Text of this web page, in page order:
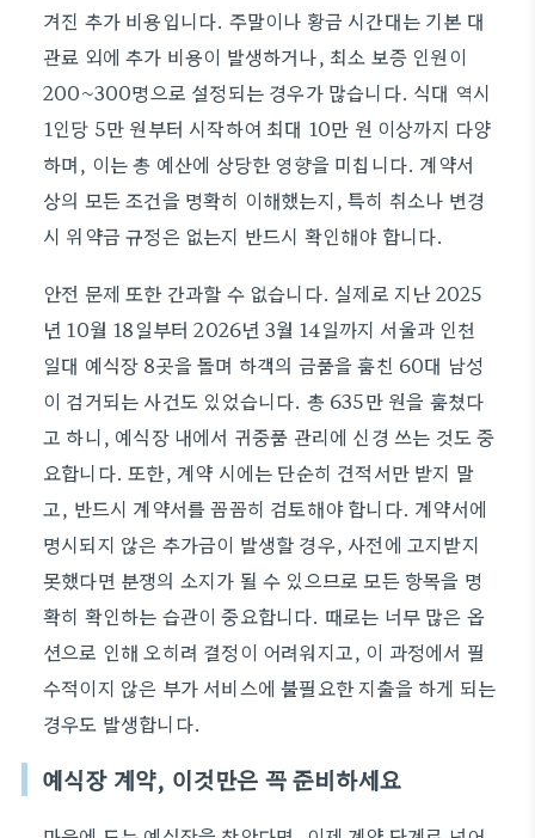
겨진 추가 비용입니다. 주말이나 황금 시간대는 기본 대
관료 외에 추가 비용이 발생하거나, 최소 보증 인원이
200~300명으로 설정되는 경우가 많습니다. 식대 역시
1인당 5만 원부터 시작하여 최대 10만 원 이상까지 다양
하며, 이는 총 예산에 상당한 영향을 미칩니다. 계약서
상의 모든 조건을 명확히 이해했는지, 특히 취소나 변경
시 위약금 규정은 없는지 반드시 확인해야 합니다.
안전 문제 또한 간과할 수 없습니다. 실제로 지난 2025
년 10월 18일부터 2026년 3월 14일까지 서울과 인천
일대 예식장 8곳을 돌며 하객의 금품을 훔친 60대 남성
이 검거되는 사건도 있었습니다. 총 635만 원을 훔쳤다
고 하니, 예식장 내에서 귀중품 관리에 신경 쓰는 것도 중
요합니다. 또한, 계약 시에는 단순히 견적서만 받지 말
고, 반드시 계약서를 꼼꼼히 검토해야 합니다. 계약서에
명시되지 않은 추가금이 발생할 경우, 사전에 고지받지
못했다면 분쟁의 소지가 될 수 있으므로 모든 항목을 명
확히 확인하는 습관이 중요합니다. 때로는 너무 많은 옵
션으로 인해 오히려 결정이 어려워지고, 이 과정에서 필
수적이지 않은 부가 서비스에 불필요한 지출을 하게 되는
경우도 발생합니다.
예식장 계약, 이것만은 꼭 준비하세요